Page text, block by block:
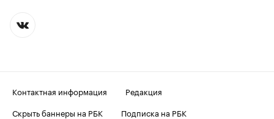
Контактная информация
Редакция
Скрыть баннеры на РБК
Подписка на РБК